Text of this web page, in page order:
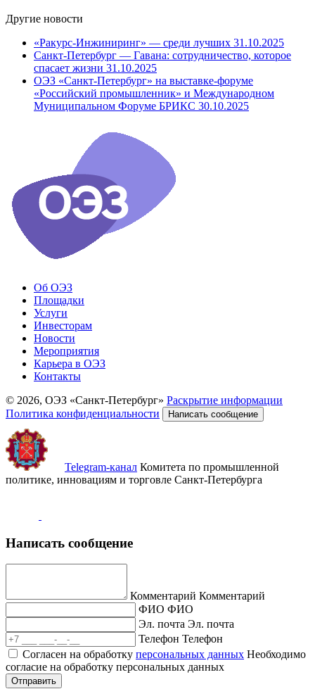
Другие новости
«Ракурс-Инжиниринг» — среди лучших 31.10.2025
Санкт-Петербург — Гавана: сотрудничество, которое
спасает жизни 31.10.2025
ОЭЗ «Санкт-Петербург» на выставке-форуме
«Российский промышленник» и Международном
Муниципальном Форуме БРИКС 30.10.2025
Об ОЭЗ
Площадки
Услуги
Инвесторам
Новости
Мероприятия
Карьера в ОЭЗ
Контакты
© 2026, ОЭЗ «Санкт-Петербург» Раскрытие информации
Политика конфиденциальности
Написать сообщение
Telegram-канал Комитета по промышленной
политике, инновациям и торговле Санкт-Петербурга
Написать сообщение
Комментарий Комментарий
ФИО ФИО
Эл. почта Эл. почта
Телефон Телефон
Согласен на обработку персональных данных Необходимо
согласие на обработку персональных данных
Отправить